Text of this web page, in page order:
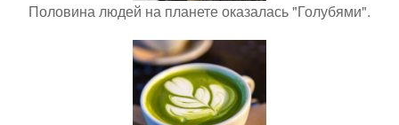
Половина людей на планете оказалась "Голубями".